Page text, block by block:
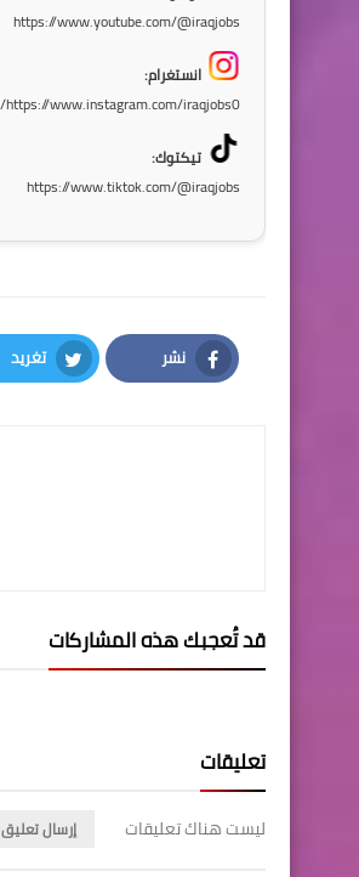
https://www.youtube.com/@iraqjobs
انستغرام:
https://www.instagram.com/iraqjobs0/
تيكتوك:
https://www.tiktok.com/@iraqjobs
نشر
Facebook
تغريد
Twitter
قد تُعجبك هذه المشاركات
تعليقات
ليست هناك تعليقات إرسال تعليق